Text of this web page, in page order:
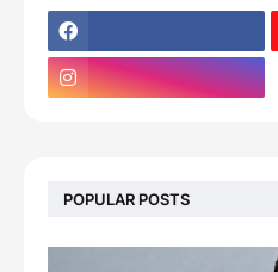
POPULAR POSTS